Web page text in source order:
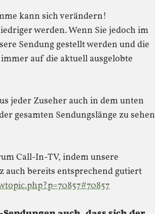
kann sich verändern!
werden. Wenn Sie jedoch im
Sendung gestellt werden und die
auf die aktuell ausgelobte
jeder Zuseher auch in dem unten
gesamten Sendungslänge zu sehen
Call-In-TV, indem unsere
auch bereits entsprechend gutiert